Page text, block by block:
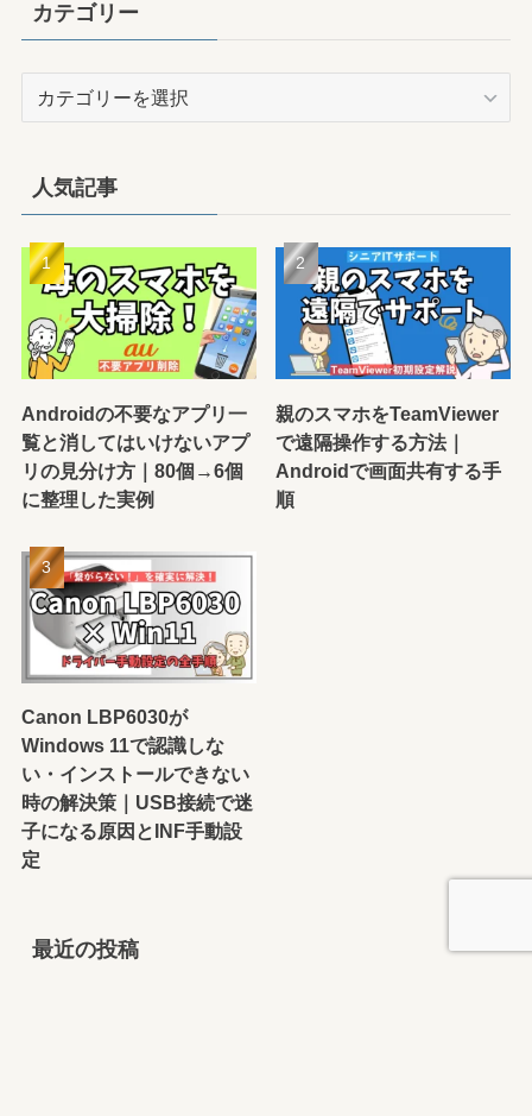
カテゴリー
ー
人気記事
Androidの不要なアプリ一
覧と消してはいけないアプ
リの見分け方｜80個→6個
に整理した実例
親のスマホをTeamViewer
で遠隔操作する方法｜
Androidで画面共有する手
順
Canon LBP6030が
Windows 11で認識しな
い・インストールできない
時の解決策｜USB接続で迷
子になる原因とINF手動設
定
最近の投稿